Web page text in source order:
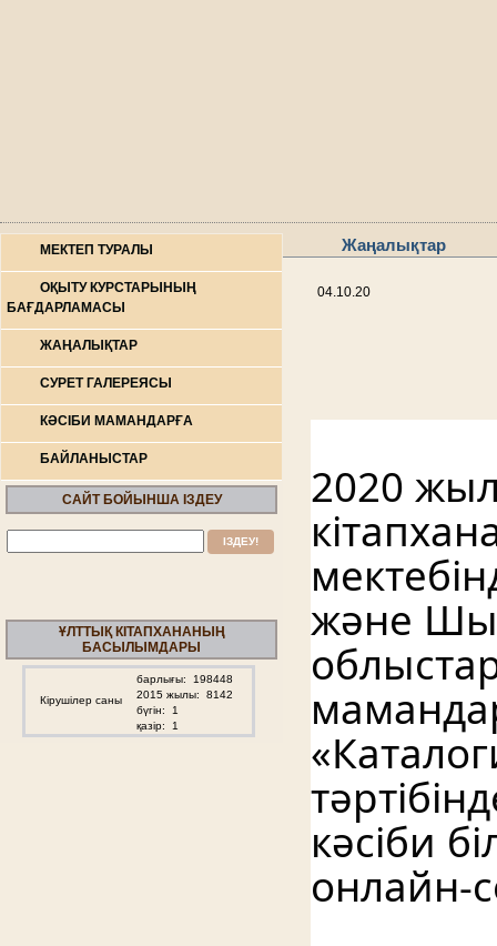
Жаңалықтар
04.10.20
2020
және
кәсіби
онлайн-
МЕКТЕП ТУРАЛЫ
ОҚЫТУ КУРСТАРЫНЫҢ
БАҒДАРЛАМАСЫ
ЖАҢАЛЫҚТАР
СУРЕТ ГАЛЕРЕЯСЫ
КӘСІБИ МАМАНДАРҒА
БАЙЛАНЫСТАР
САЙТ БОЙЫНША ІЗДЕУ
ҰЛТТЫҚ КІТАПХАНАНЫҢ
БАСЫЛЫМДАРЫ
Кірушілер саны
барлығы: 198448
2015 жылы: 8142
бүгiн: 1
қазiр: 1